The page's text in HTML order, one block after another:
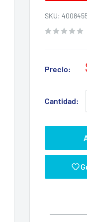
SKU:
Precio:
Cantidad: